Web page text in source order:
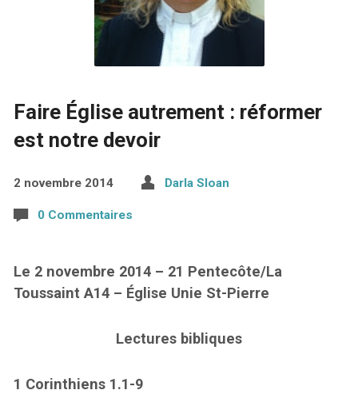
Faire Église autrement : réformer
est notre devoir
2 novembre 2014 Darla Sloan
0 Commentaires
Le 2 novembre 2014 – 21 Pentecôte/La
Toussaint A14 – Église Unie St-Pierre
Lectures bibliques
1 Corinthiens 1.1-9